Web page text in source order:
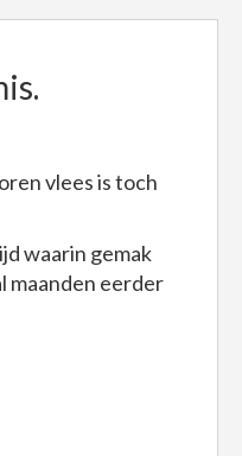
vlees is toch
waarin gemak
maanden eerder